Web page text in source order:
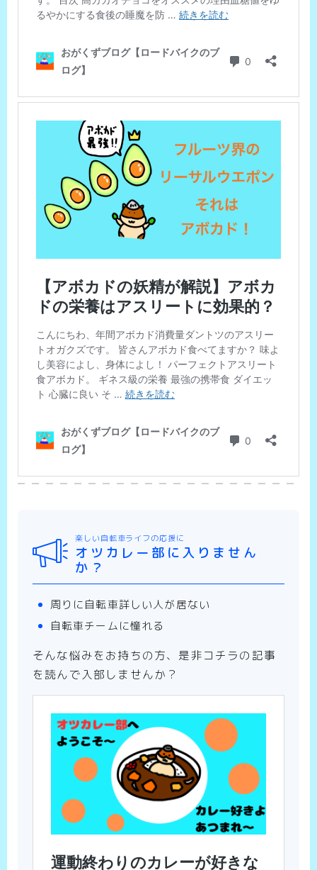
楽しい自転車ライフの応援に
オツカレー部に入りません
か？
周りに自転車詳しい人が居ない
自転車チームに憧れる
そんな悩みをお持ちの方、是非コチラの記事
を読んで入部しませんか？